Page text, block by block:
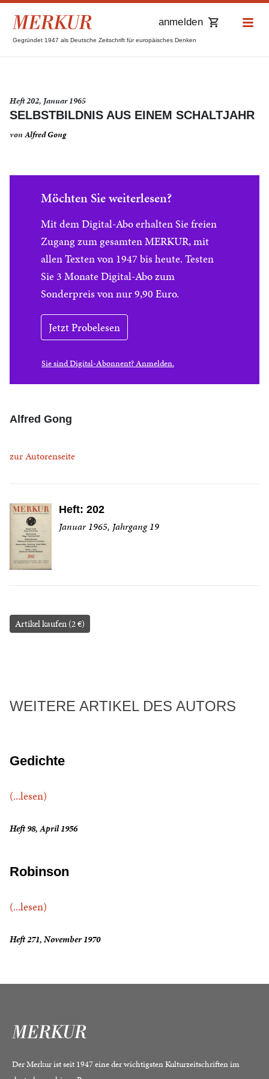
Gegründet 1947 als Deutsche Zeitschrift für europäisches Denken
anmelden
Heft 202, Januar 1965
SELBSTBILDNIS AUS EINEM SCHALTJAHR
vonAlfred Gong
Möchten Sie weiterlesen?
Mit dem Digital-Abo erhalten Sie freien
Zugang zum gesamten MERKUR, mit
allen Texten von 1947 bis heute. Testen
Sie 3 Monate Digital-Abo zum
Sonderpreis von nur 9,90 Euro.
Jetzt Probelesen
Sie sind Digital-Abonnent? Anmelden.
Alfred Gong
zur Autorenseite
Heft: 202
Januar 1965, Jahrgang 19
Artikel kaufen (2 €)
WEITERE ARTIKEL DES AUTORS
Gedichte
(...lesen)
Heft 98, April 1956
Robinson
(...lesen)
Heft 271, November 1970
Der Merkur ist seit 1947 eine der wichtigsten Kulturzeitschriften im